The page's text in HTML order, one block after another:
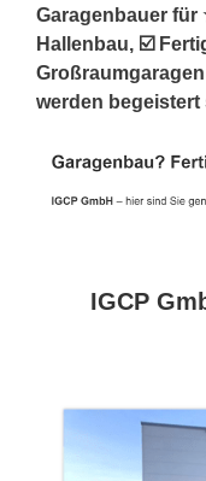
Garagenbauer für
Hallenbau, ☑️
werden
IGCP